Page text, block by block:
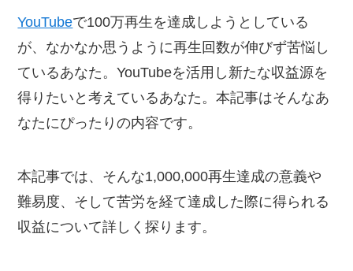
YouTubeで100万再生を達成しようとしている
が、なかなか思うように再生回数が伸びず苦悩し
ているあなた。YouTubeを活用し新たな収益源を
得りたいと考えているあなた。本記事はそんなあ
なたにぴったりの内容です。
本記事では、そんな1,000,000再生達成の意義や
難易度、そして苦労を経て達成した際に得られる
収益について詳しく探ります。